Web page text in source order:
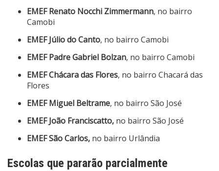
EMEF Renato Nocchi Zimmermann, no bairro
Camobi
EMEF Júlio do Canto, no bairro Camobi
EMEF Padre Gabriel Bolzan, no bairro Camobi
EMEFChácara das Flores, no bairro Chacará das
Flores
EMEF Miguel Beltrame, no bairro São José
EMEF João Franciscatto, no bairro São José
EMEFSão Carlos, no bairro Urlândia
Escolas que pararão parcialmente